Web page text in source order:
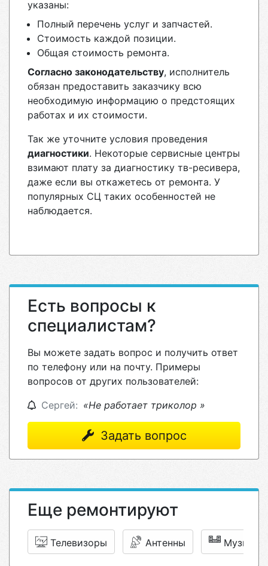
указаны:
Полный перечень услуг и запчастей.
Стоимость каждой позиции.
Общая стоимость ремонта.
Согласно законодательству, исполнитель
обязан предоставить заказчику всю
необходимую информацию о предстоящих
работах и их стоимости.
Так же уточните условия проведения
диагностики. Некоторые сервисные центры
взимают плату за диагностику тв-ресивера,
даже если вы откажетесь от ремонта. У
популярных СЦ таких особенностей не
наблюдается.
Есть вопросы к
специалистам?
Вы можете задать вопрос и получить ответ
по телефону или на почту. Примеры
вопросов от других пользователей:
Сергей: «Не работает триколор »
Задать вопрос
Еще ремонтируют
Телевизоры Антенны